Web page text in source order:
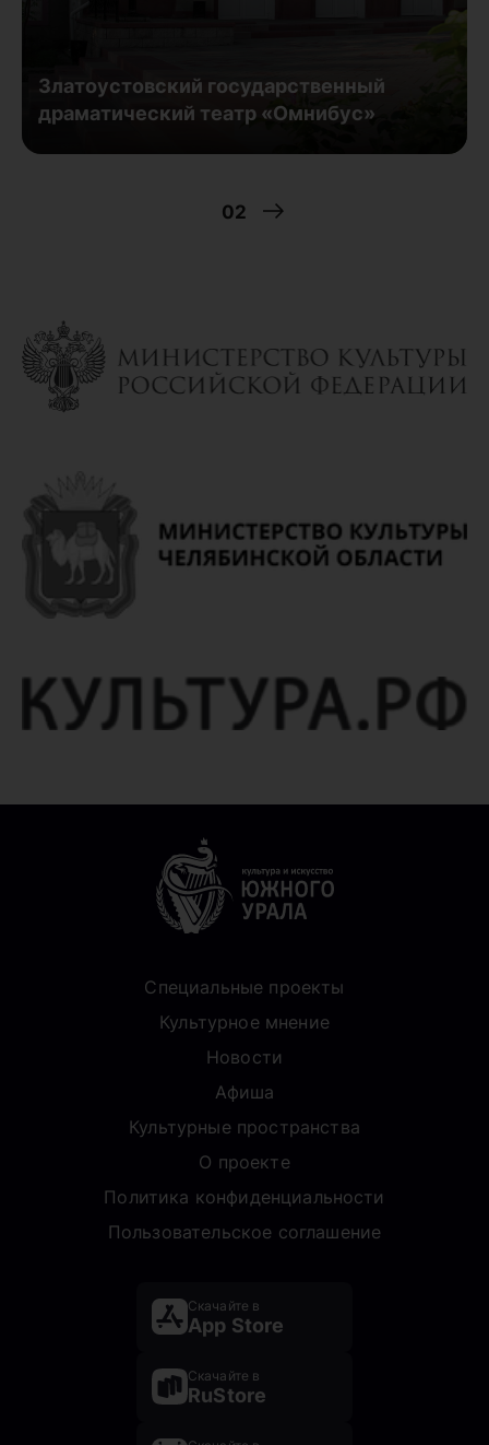
Златоустовский государственный
драматический театр «Омнибус»
02
Специальные проекты
Культурное мнение
Новости
Афиша
Культурные пространства
О проекте
Политика конфиденциальности
Пользовательское соглашение
Скачайте в
App Store
Скачайте в
RuStore